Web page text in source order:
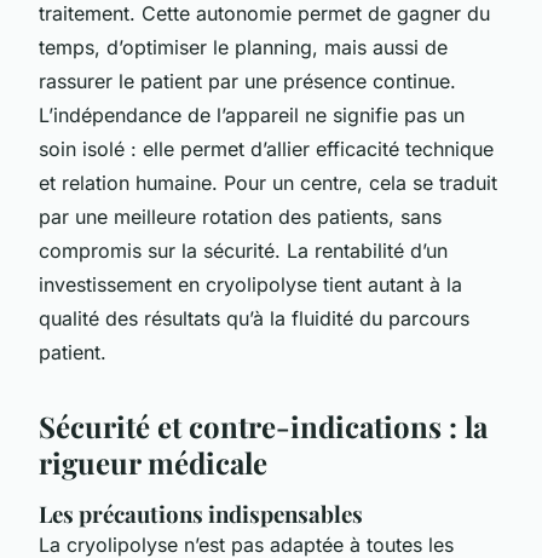
traitement. Cette autonomie permet de gagner du
temps, d’optimiser le planning, mais aussi de
rassurer le patient par une présence continue.
L’indépendance de l’appareil ne signifie pas un
soin isolé : elle permet d’allier efficacité technique
et relation humaine. Pour un centre, cela se traduit
par une meilleure rotation des patients, sans
compromis sur la sécurité. La rentabilité d’un
investissement en cryolipolyse tient autant à la
qualité des résultats qu’à la fluidité du parcours
patient.
Sécurité et contre-indications : la
rigueur médicale
Les précautions indispensables
La cryolipolyse n’est pas adaptée à toutes les